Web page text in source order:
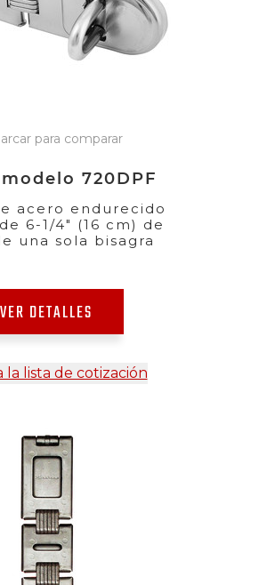
para comparar
modelo 720DPF
acero endurecido
6-1/4" (16 cm) de
una sola bisagra
VER DETALLES
la lista de cotización